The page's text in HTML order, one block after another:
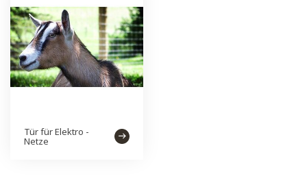
Tür für Elektro -
Netze